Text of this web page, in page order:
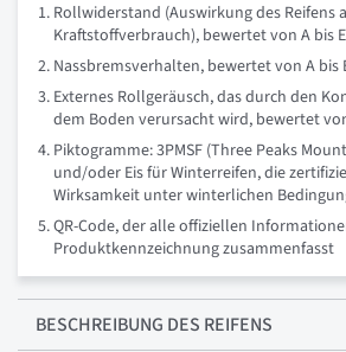
Rollwiderstand (Auswirkung des Reifens
Kraftstoffverbrauch), bewertet von A bis E
Nassbremsverhalten, bewertet von A bis
Externes Rollgeräusch, das durch den
dem Boden verursacht wird, bewertet
Piktogramme: 3PMSF (Three Peaks
und/oder Eis für Winterreifen, die
Wirksamkeit unter winterlichen
QR-Code, der alle offiziellen
Produktkennzeichnung zusammenfasst
BESCHREIBUNG DES REIFENS